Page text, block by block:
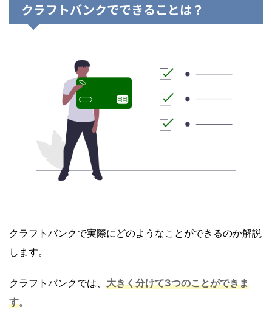
クラフトバンクでできることは？
クラフトバンクで実際にどのようなことができるのか解説
します。
クラフトバンクでは、 大きく分けて3つのことができま
す。